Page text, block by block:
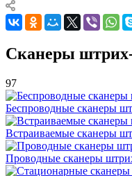
Сканеры
97
Беспроводные сканеры
Встраиваемые сканеры
Проводные сканеры